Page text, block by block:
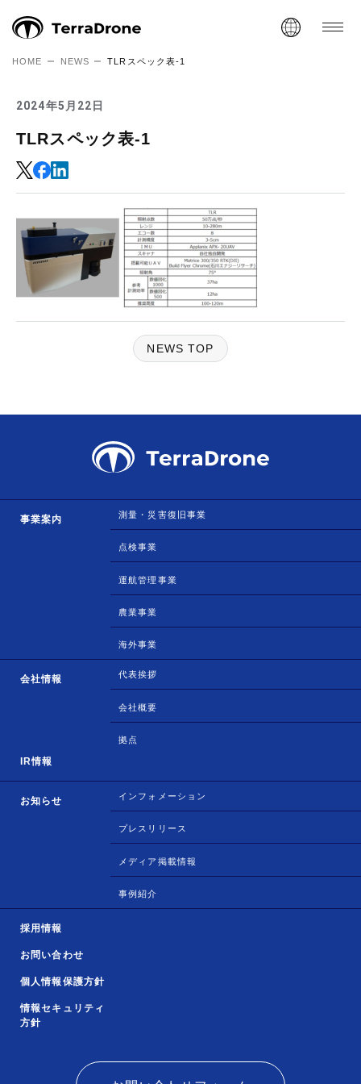
HOME NEWS TLRスペック表-1
2024年5月22日
TLRスペック表-1
NEWS TOP
事業案内 測量・災害復旧事業
点検事業
運航管理事業
農業事業
海外事業
会社情報 代表挨拶
会社概要
拠点
IR情報
お知らせ インフォメーション
プレスリリース
メディア掲載情報
事例紹介
採用情報
お問い合わせ
個人情報保護方針
情報セキュリティ
方針